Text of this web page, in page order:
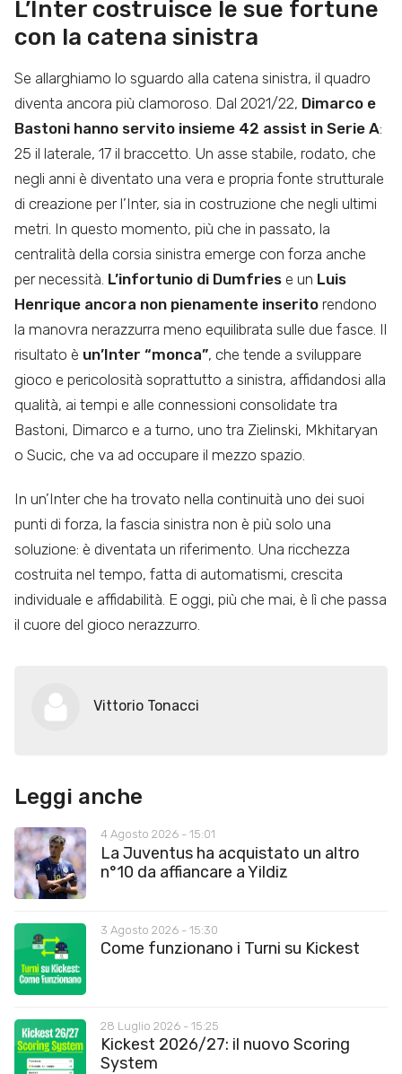
L’Inter costruisce le sue fortune
con la catena sinistra
Se allarghiamo lo sguardo alla catena sinistra, il quadro
diventa ancora più clamoroso. Dal 2021/22, Dimarco e
Bastoni hanno servito insieme 42 assist in Serie A:
25 il laterale, 17 il braccetto. Un asse stabile, rodato, che
negli anni è diventato una vera e propria fonte strutturale
di creazione per l’Inter, sia in costruzione che negli ultimi
metri. In questo momento, più che in passato, la
centralità della corsia sinistra emerge con forza anche
per necessità. L’infortunio di Dumfries e un Luis
Henrique ancora non pienamente inserito rendono
la manovra nerazzurra meno equilibrata sulle due fasce. Il
risultato è un’Inter “monca”, che tende a sviluppare
gioco e pericolosità soprattutto a sinistra, affidandosi alla
qualità, ai tempi e alle connessioni consolidate tra
Bastoni, Dimarco e a turno, uno tra Zielinski, Mkhitaryan
o Sucic, che va ad occupare il mezzo spazio.
In un’Inter che ha trovato nella continuità uno dei suoi
punti di forza, la fascia sinistra non è più solo una
soluzione: è diventata un riferimento. Una ricchezza
costruita nel tempo, fatta di automatismi, crescita
individuale e affidabilità. E oggi, più che mai, è lì che passa
il cuore del gioco nerazzurro.
Vittorio Tonacci
Leggi anche
4 Agosto 2026 - 15:01
La Juventus ha acquistato un altro
n°10 da affiancare a Yildiz
3 Agosto 2026 - 15:30
Come funzionano i Turni su Kickest
28 Luglio 2026 - 15:25
Kickest 2026/27: il nuovo Scoring
System